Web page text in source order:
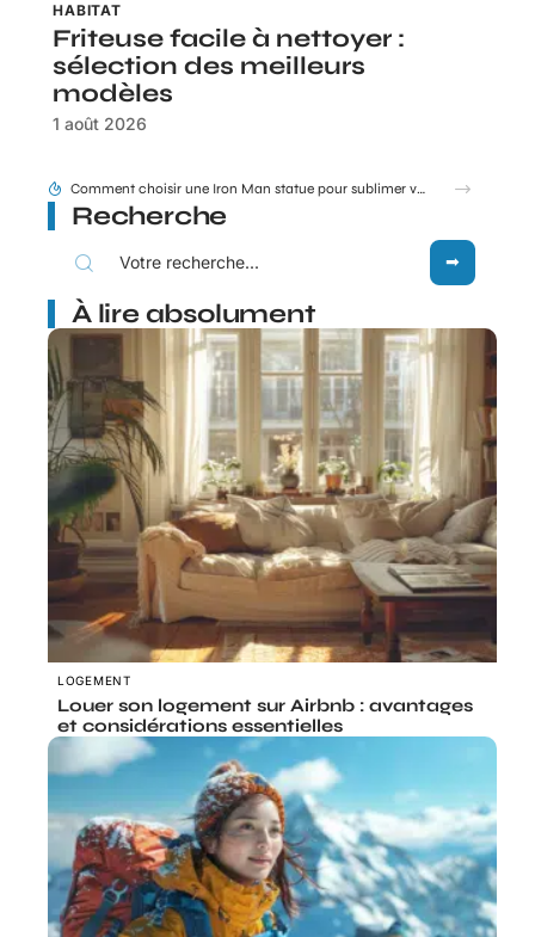
HABITAT
Friteuse facile à nettoyer :
sélection des meilleurs
modèles
1 août 2026
Tram E et F Bordeaux plan en un coup d’œil pour les nouveaux arrivants
Recherche
À lire absolument
LOGEMENT
Louer son logement sur Airbnb : avantages
et considérations essentielles